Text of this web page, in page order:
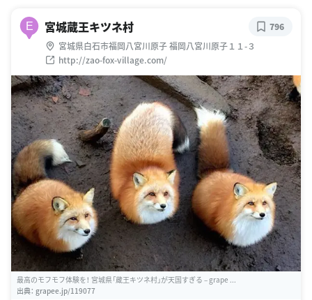
E 宮城蔵王キツネ村
宮城県白石市福岡八宮川原子 福岡八宮川原子１１-３
http://zao-fox-village.com/
796
最高のモフモフ体験を！ 宮城県「蔵王キツネ村」が天国すぎる – grape ...
出典： grapee.jp/119077